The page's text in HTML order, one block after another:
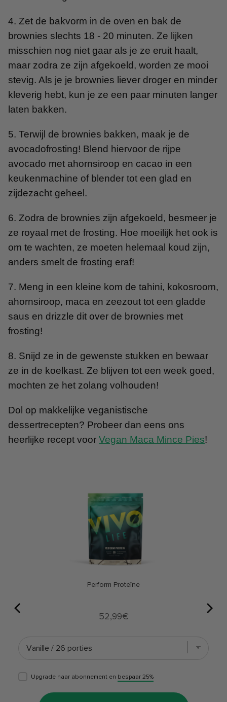
4. Zet de bakvorm in de oven en bak de
brownies slechts 18 - 20 minuten. Ze lijken
misschien nog niet gaar als je ze eruit haalt,
maar zodra ze zijn afgekoeld, worden ze mooi
stevig. Als je je brownies liever droger en minder
kleverig hebt, kun je ze een paar minuten langer
laten bakken.
5. Terwijl de brownies bakken, maak je de
avocadofrosting! Blend hiervoor de rijpe
avocado met ahornsiroop en cacao in een
keukenmachine of blender tot een glad en
zijdezacht geheel.
6. Zodra de brownies zijn afgekoeld, besmeer je
ze royaal met de frosting. Hoe moeilijk het ook is
om te wachten, ze moeten helemaal koud zijn,
anders smelt de frosting eraf!
7. Meng in een kleine kom de tahini, kokosroom,
ahornsiroop, maca en zeezout tot een gladde
saus en drizzle dit over de brownies met
frosting!
8. Snijd ze in de gewenste stukken en bewaar
ze in de koelkast. Ze blijven tot een week goed,
mochten ze het zolang volhouden!
Dol op makkelijke veganistische
dessertrecepten? Probeer dan eens ons
heerlijke recept voor Vegan Maca Mince Pies!
Perform Proteïne
Price
52,99€
Upgrade naar abonnement en bespaar 25%